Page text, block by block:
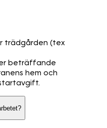
trädgården (tex
beträffande
hem och